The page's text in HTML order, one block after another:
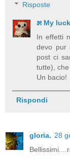
Risposte
೫ My
In effetti
devo pur
post ci
tutte), che
Un bacio!
Rispondi
gloria. 28